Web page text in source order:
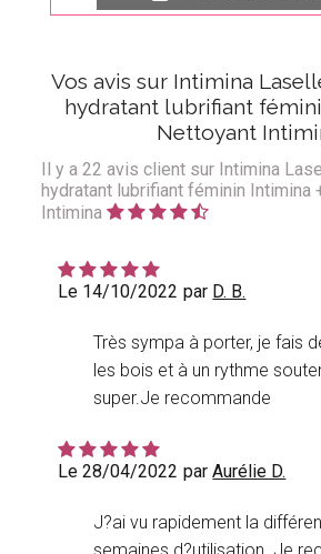
Vos avis sur Intimina
hydratant lubrifiant
Nettoyant
Il y a22 avis client sur Intimina
hydratant lubrifiant féminin Intimina
Intimina
Le 14/10/2022 par D. B.
Très sympa à porter, je fais
les bois et à un rythme
super.Je recommande
Le 28/04/2022 parAurélie D.
J?ai vu rapidement la